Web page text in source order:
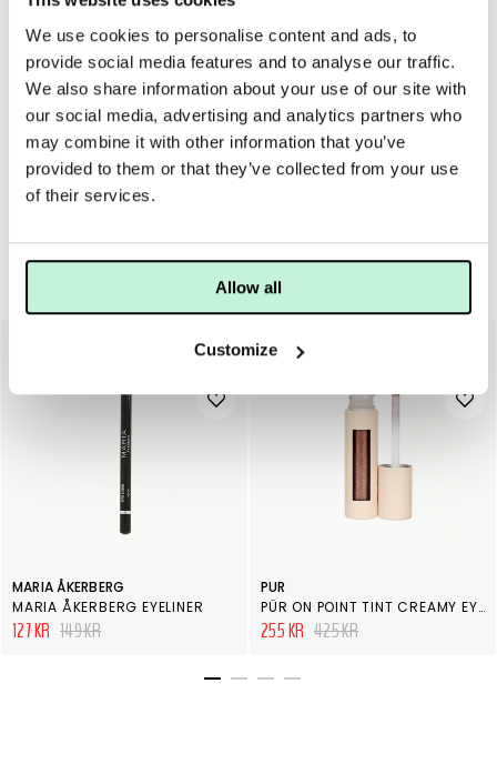
We use cookies to personalise content and ads, to
provide social media features and to analyse our traffic.
We also share information about your use of our site with
our social media, advertising and analytics partners who
may combine it with other information that you’ve
provided to them or that they’ve collected from your use
of their services.
Allow all
Customize
För bästa resultat rekommenderar vi att du använder Maria
Åkerbergs penslar för att applicera ögonskuggorna.
Skuggan används med ögonbrynspensel med vilken du
med lätt hand skuggar och formar ditt ögonbryn. Även om
du inte skulle ha så mycket bryn, så går det bra att skugga
på huden och få ett naturligt resultat.
Ögon & bryn
MARIA ÅKERBERG
MARIA ÅKERBERG EYELINER
127 KR 149 KR
40%
PUR
PÜR ON POINT TINT CREAMY EYESHADOW & PRIMER WITH PEPTIDES SILK
255 KR 425 KR